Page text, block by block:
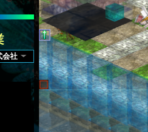
会社